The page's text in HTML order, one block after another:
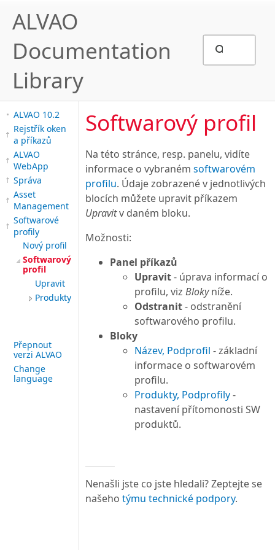
ALVAO
Documentation
Library
ALVAO 10.2
Rejstřík oken
a příkazů
ALVAO
WebApp
Správa
Asset
Management
Softwarové
profily
Nový profil
Softwarový
profil
Upravit
Produkty
Přepnout
verzi ALVAO
Change
language
Softwarový profil
Na této stránce, resp. panelu, vidíte
informace o vybraném softwarovém
profilu. Údaje zobrazené v jednotlivých
blocích můžete upravit příkazem
Upravitv daném bloku.
Možnosti:
Panel příkazů
Upravit- úprava informací o
profilu, viz Blokyníže.
Odstranit- odstranění
softwarového profilu.
Bloky
Název, Podprofil - základní
informace o softwarovém
profilu.
Produkty, Podprofily-
nastavení přítomonosti SW
produktů.
Nenašli jste co jste hledali? Zeptejte se
našeho týmu technické podpory.